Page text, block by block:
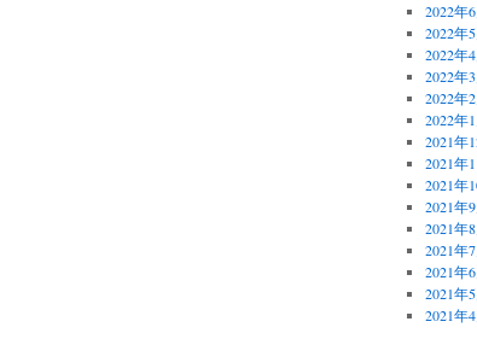
2022年
2022年
2022年
2022年
2022年
2022年
2021年
2021年
2021年
2021年
2021年
2021年
2021年
2021年
2021年